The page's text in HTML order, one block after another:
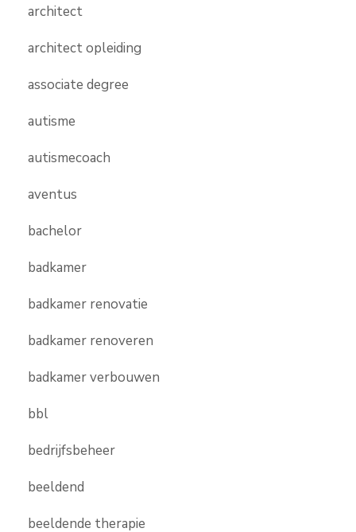
architect
architect opleiding
associate degree
autisme
autismecoach
aventus
bachelor
badkamer
badkamer renovatie
badkamer renoveren
badkamer verbouwen
bbl
bedrijfsbeheer
beeldend
beeldende therapie